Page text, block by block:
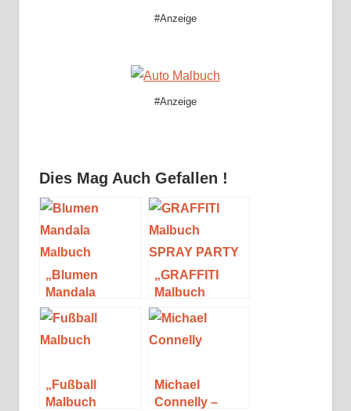
#Anzeige
#Anzeige
Dies Mag Auch Gefallen !
„Blumen
Mandala
Malbuch“ von
Josef Mickey
Müller
„GRAFFITI
Malbuch
SPRAY
PARTY“ von
Mickey Müller
„Fußball
Malbuch
Michael
Connelly –